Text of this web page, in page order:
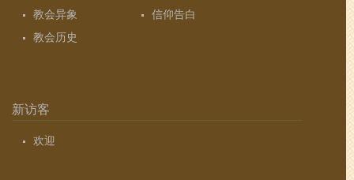
教会异象
信仰告白
教会历史
新访客
欢迎